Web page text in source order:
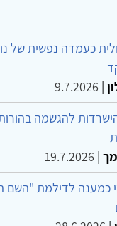
כעמדה נפשית של
|
9.7.2026
להגשמה
|
19.7.2026
כמענה לדילמת "השם